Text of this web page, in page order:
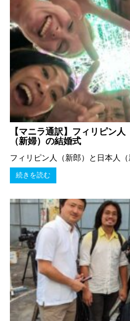
【マニラ通訳】フィリピン
（新婦）の結婚式
フィリピン人（新郎）と日本人
続きを読む